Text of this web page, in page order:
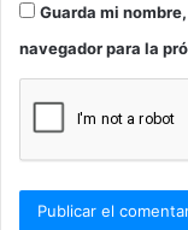
Guarda mi
navegador para la